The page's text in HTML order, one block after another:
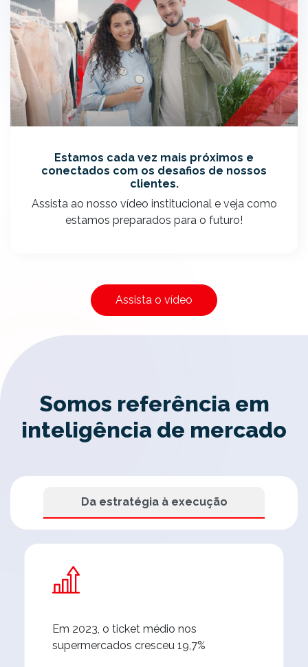
Estamos cada vez mais próximos e
conectados com os desafios de nossos
clientes.
Assista ao nosso vídeo institucional e veja como
estamos preparados para o futuro!
Assista o vídeo
Somos referência em
inteligência de mercado
Da estratégia à execução
Em 2023, o ticket médio nos
supermercados cresceu 19,7%